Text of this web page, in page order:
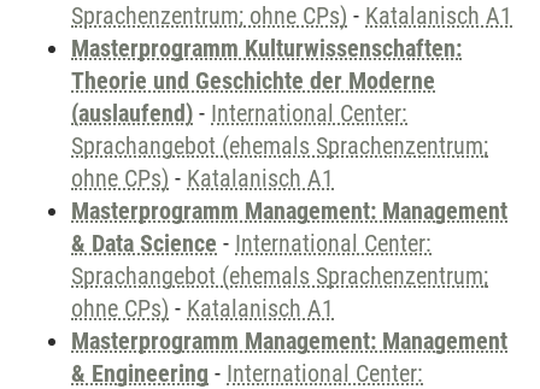
Sprachenzentrum; ohne CPs) - Katalanisch A1
Masterprogramm Kulturwissenschaften:
Theorie und Geschichte der Moderne
(auslaufend) - International Center:
Sprachangebot (ehemals Sprachenzentrum;
ohne CPs) - Katalanisch A1
Masterprogramm Management: Management
& Data Science - International Center:
Sprachangebot (ehemals Sprachenzentrum;
ohne CPs) - Katalanisch A1
Masterprogramm Management: Management
& Engineering - International Center: